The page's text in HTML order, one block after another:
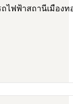
ไฟฟ้าสถานีเมืองท